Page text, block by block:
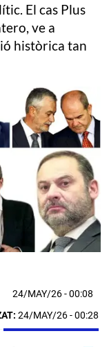
El cas Plus
ve a
històrica tan
24/MAY/26- 00:08
24/MAY/26 - 00:28